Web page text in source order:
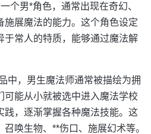
个男*角色，通常出现在奇幻、
施展魔法的能力。这个角色设定
于常人的特质，能够通过魔法解
中，男生魔法师通常被描绘为拥
可能从小就被选中进入魔法学校
践，逐渐掌握各种魔法技能。这
唤生物、**伤口、施展幻术等。